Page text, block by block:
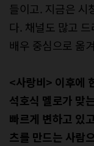
들이고. 지금은 시
다. 채널도 많고
배우 중심으로 옮
<사랑비> 이후에
석호식 멜로가 맞
빠르게 변하고 있
츠를 만드는 사람